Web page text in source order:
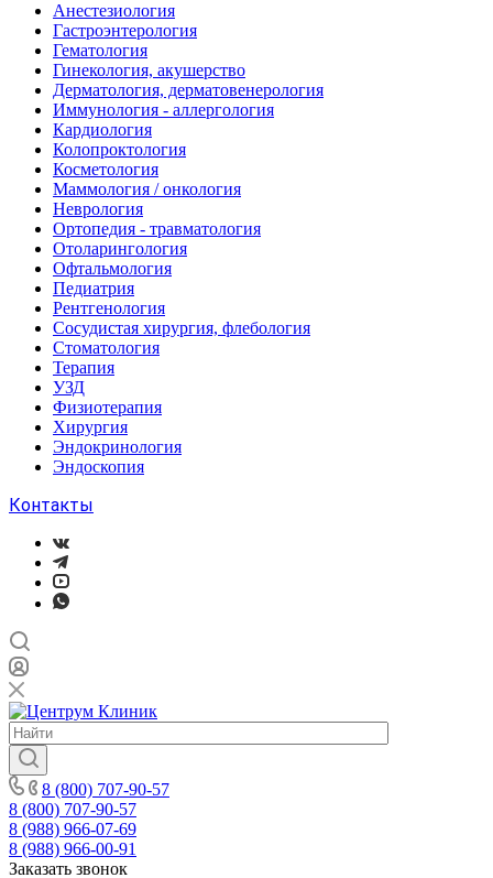
Анестезиология
Гастроэнтерология
Гематология
Гинекология, акушерство
Дерматология, дерматовенерология
Иммунология - аллергология
Кардиология
Колопроктология
Косметология
Маммология / онкология
Неврология
Ортопедия - травматология
Отоларингология
Офтальмология
Педиатрия
Рентгенология
Сосудистая хирургия, флебология
Стоматология
Терапия
УЗД
Физиотерапия
Хирургия
Эндокринология
Эндоскопия
Контакты
8 (800) 707-90-57
8 (800) 707-90-57
8 (988) 966-07-69
8 (988) 966-00-91
Заказать звонок